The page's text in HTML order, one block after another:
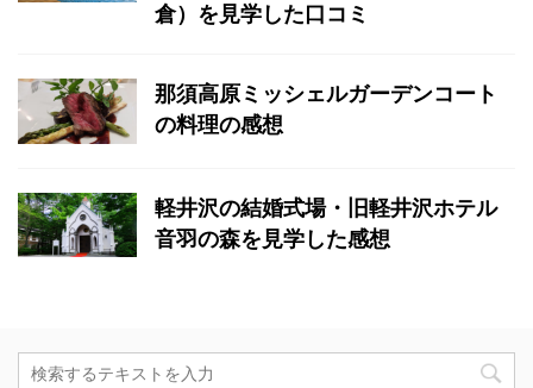
倉）を見学した口コミ
那須高原ミッシェルガーデンコート
の料理の感想
軽井沢の結婚式場・旧軽井沢ホテル
音羽の森を見学した感想